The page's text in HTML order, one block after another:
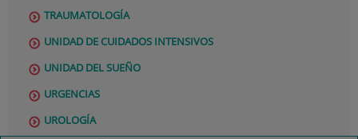
TRAUMATOLOGÍA
UNIDAD DE CUIDADOS INTENSIVOS
UNIDAD DEL SUEÑO
URGENCIAS
UROLOGÍA